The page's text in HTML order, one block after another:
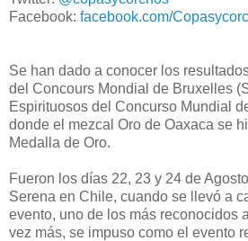
Facebook: facebook.com/
Se han dado a conocer los
del Concours Mondial de Bruxelles
Espirituosos del Concurso Mundial
donde el mezcal Oro de Oaxaca se
Medalla de Oro.
Fueron los días 22, 23 y 24 de
Serena en Chile, cuando se llevó a
evento, uno de los más reconocidos
vez más, se impuso como el evento